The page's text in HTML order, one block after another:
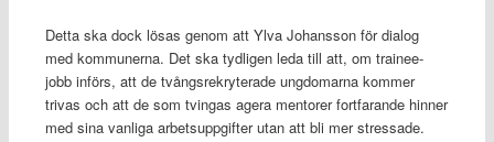
Detta ska dock lösas genom att Ylva Johansson för dialog
med kommunerna. Det ska tydligen leda till att, om trainee-
jobb införs, att de tvångsrekryterade ungdomarna kommer
trivas och att de som tvingas agera mentorer fortfarande hinner
med sina vanliga arbetsuppgifter utan att bli mer stressade.